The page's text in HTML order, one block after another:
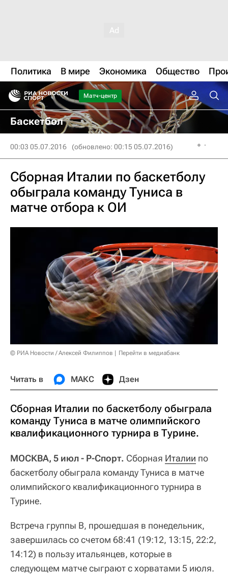
Политика В мире Экономика Общество
Матч-центр
Баскетбол
00:03 05.07.2016 (обновлено: 00:15 05.07.2016)
Сборная Италии по баскетболу
обыграла команду Туниса в
матче отбора к ОИ
© РИА Новости / Алексей Филиппов Перейти в медиабанк
Читать в МАКС Дзен
Сборная Италии по баскетболу обыграла
команду Туниса в матче олимпийского
квалификационного турнира в Турине.
МОСКВА, 5 июл - Р-Спорт. Сборная Италии по
баскетболу обыграла команду Туниса в матче
олимпийского квалификационного турнира в
Турине.
Встреча группы В, прошедшая в понедельник,
завершилась со счетом 68:41 (19:12, 13:15, 22:2,
14:12) в пользу итальянцев, которые в
следующем матче сыграют с хорватами 5 июля.